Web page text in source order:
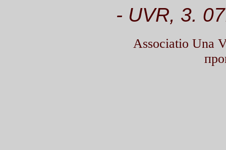
- UVR, 3.
Associatio Una